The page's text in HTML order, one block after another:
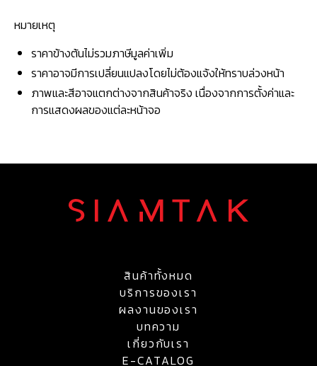
หมายเหตุ
ราคาข้างต้นไม่รวมภาษีมูลค่าเพิ่ม
ราคาอาจมีการเปลี่ยนแปลงโดยไม่ต้องแจ้งให้ทราบล่วงหน้า
ภาพและสีอาจแตกต่างจากสินค้าจริง เนื่องจากการตั้งค่าและ
การแสดงผลของแต่ละหน้าจอ
สินค้าทั้งหมด
บริการของเรา
ผลงานของเรา
บทความ
เกี่ยวกับเรา
E-CATALOG